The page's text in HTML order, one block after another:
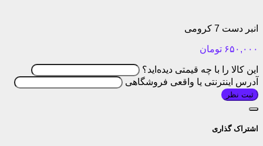
انبر دست 7 کرومی
۶۵۰,۰۰۰ تومان
این کالا را با چه قیمتی دیده‌اید؟
آدرس اینترنتی یا واقعی فروشگاهی
ثبت نظر
اشتراک گذاری